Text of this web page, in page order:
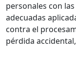
personales con
adecuadas
contra el
pérdida